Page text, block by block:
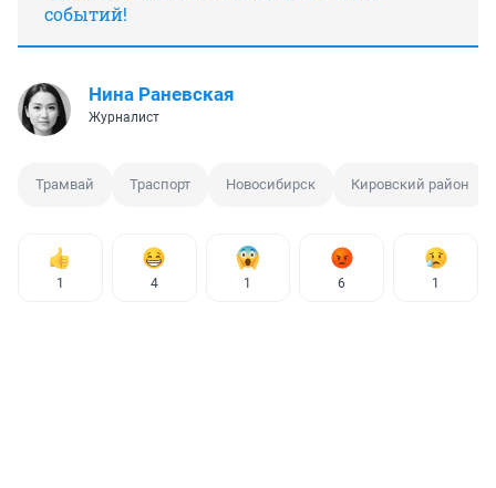
событий!
Нина Раневская
Журналист
Трамвай Траспорт Новосибирск Кировский район
1 4 1 6 1